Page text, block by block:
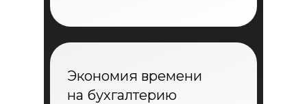
Экономия времени
на бухгалтерию